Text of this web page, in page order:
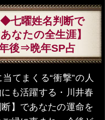
七曜姓名判断で
なたの全生涯】
後⇒晩年SP占
てまくる“衝撃”の人
も活躍する・川井春
】であなたの運命を